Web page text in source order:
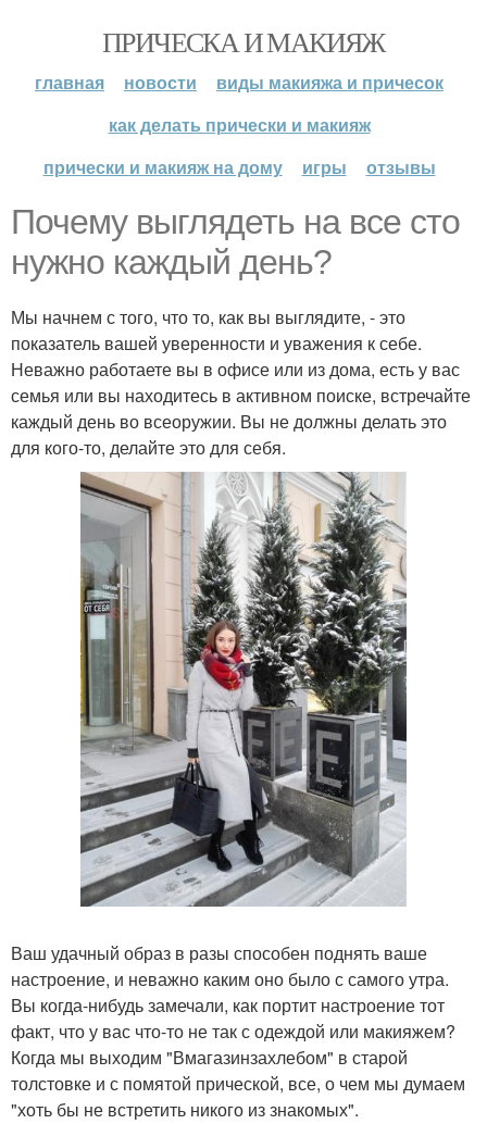
ПРИЧЕСКА И МАКИЯЖ
главная новости
виды макияжа и причесок
как делать прически и макияж
прически и макияж на дому
игры отзывы
Почему выглядеть на все сто
нужно каждый день?
Мы начнем с того, что то, как вы выглядите, - это
показатель вашей уверенности и уважения к себе.
Неважно работаете вы в офисе или из дома, есть у вас
семья или вы находитесь в активном поиске, встречайте
каждый день во всеоружии. Вы не должны делать это
для кого-то, делайте это для себя.
Ваш удачный образ в разы способен поднять ваше
настроение, и неважно каким оно было с самого утра.
Вы когда-нибудь замечали, как портит настроение тот
факт, что у вас что-то не так с одеждой или макияжем?
Когда мы выходим "Вмагазинзахлебом" в старой
толстовке и с помятой прической, все, о чем мы думаем
"хоть бы не встретить никого из знакомых".